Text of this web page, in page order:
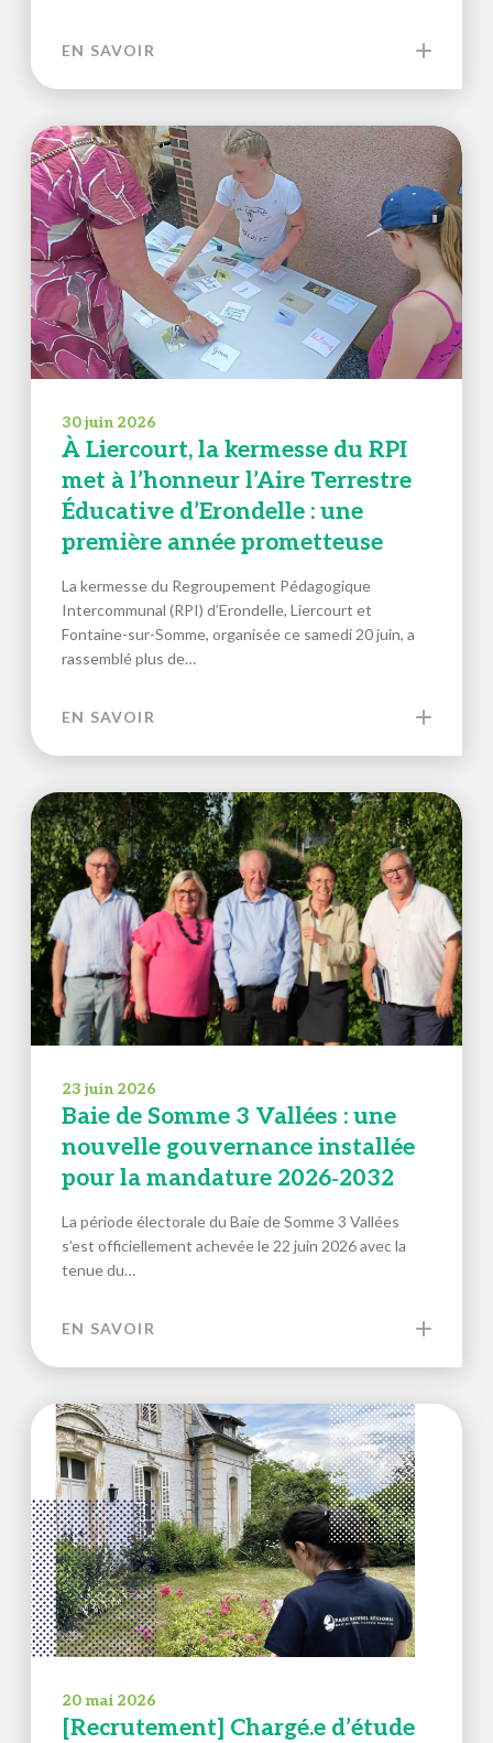
EN SAVOIR
30 juin 2026
À Liercourt, la kermesse du RPI
met à l’honneur l’Aire Terrestre
Éducative d’Erondelle : une
première année prometteuse
La kermesse du Regroupement Pédagogique
Intercommunal (RPI) d’Erondelle, Liercourt et
Fontaine-sur-Somme, organisée ce samedi 20 juin, a
rassemblé plus de…
EN SAVOIR
23 juin 2026
Baie de Somme 3 Vallées : une
nouvelle gouvernance installée
pour la mandature 2026‑2032
La période électorale du Baie de Somme 3 Vallées
s’est officiellement achevée le 22 juin 2026 avec la
tenue du…
EN SAVOIR
20 mai 2026
[Recrutement] Chargé.e d’étude